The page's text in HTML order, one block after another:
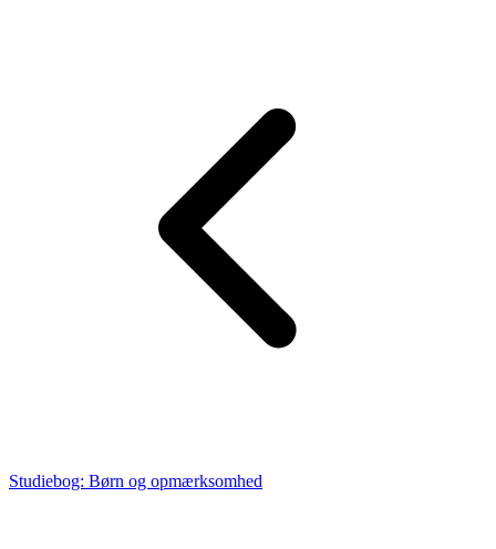
Studiebog: Børn og opmærksomhed